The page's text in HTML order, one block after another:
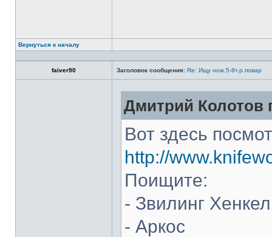
Вернуться к началу
faiver90 Заголовок сообщения: Re: Ищу нож.5-8т.р.повар
Дмитрий Колотов
Вот здесь
http://
Поищите:
- Звилинг
- Аркос